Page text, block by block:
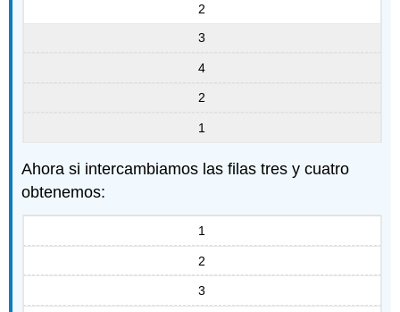
2
3
4
2
1
Ahora si intercambiamos las filas tres y cuatro
obtenemos:
1
2
3